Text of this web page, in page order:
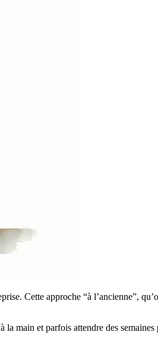
Cette approche “à l’ancienne”,
la main et parfois attendre des